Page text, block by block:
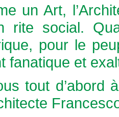
un Art,
rite social.
pour le
fanatique et
tout d’abord